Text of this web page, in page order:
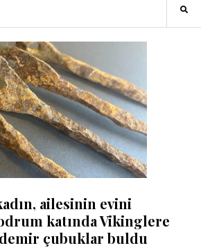
ailesinin evini
katında Vikinglere
demir çubuklar buldu